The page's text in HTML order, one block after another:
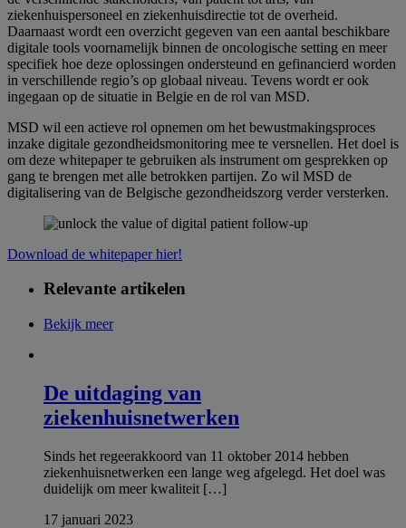
ziekenhuispersoneel en ziekenhuisdirectie tot de overheid.
Daarnaast wordt een overzicht gegeven van een aantal beschikbare
digitale tools voornamelijk binnen de oncologische setting en meer
specifiek hoe deze oplossingen ondersteund en gefinancierd worden
in verschillende regio’s op globaal niveau. Tevens wordt er ook
ingegaan op de situatie in Belgie en de rol van MSD.
MSD wil een actieve rol opnemen om het bewustmakingsproces
inzake digitale gezondheidsmonitoring mee te versnellen. Het doel is
om deze whitepaper te gebruiken als instrument om gesprekken op
gang te brengen met alle betrokken partijen. Zo wil MSD de
digitalisering van de Belgische gezondheidszorg verder versterken.
Download de whitepaper hier!
Relevante artikelen
Bekijk meer
De uitdaging van
ziekenhuisnetwerken
Sinds het regeerakkoord van 11 oktober 2014 hebben
ziekenhuisnetwerken een lange weg afgelegd. Het doel was
duidelijk om meer kwaliteit […]
17 januari 2023